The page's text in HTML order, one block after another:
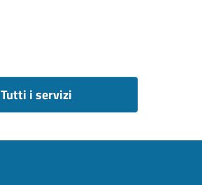
Tutti i servizi